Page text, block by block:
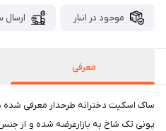
موجود در انبار ارسال
معرفی
ساک اسکیت دخترانه طرحدار معرفی
پونی تک شاخ به بازارعرضه شده و از